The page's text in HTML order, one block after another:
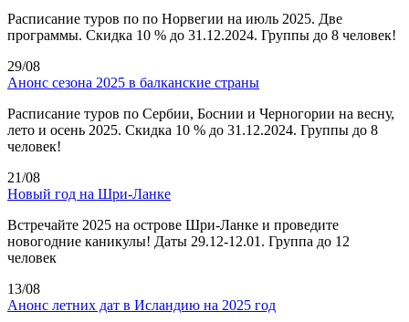
Расписание туров по по Норвегии на июль 2025. Две
программы. Скидка 10 % до 31.12.2024. Группы до 8 человек!
29/08
Анонс сезона 2025 в балканские страны
Расписание туров по Сербии, Боснии и Черногории на весну,
лето и осень 2025. Скидка 10 % до 31.12.2024. Группы до 8
человек!
21/08
Новый год на Шри-Ланке
Встречайте 2025 на острове Шри-Ланке и проведите
новогодние каникулы! Даты 29.12-12.01. Группа до 12
человек
13/08
Анонс летних дат в Исландию на 2025 год